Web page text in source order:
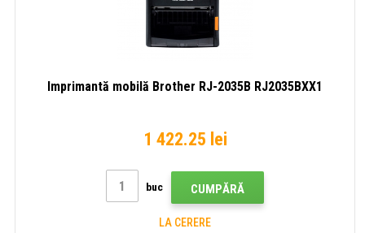
Imprimantă mobilă Brother RJ-2035B RJ2035BXX1
1 422.25 lei
buc CUMPĂRĂ
LA CERERE